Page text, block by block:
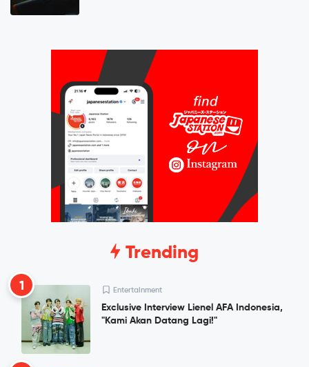
Trending
1 Entertainment
Exclusive Interview Lienel AFA Indonesia,
"Kami Akan Datang Lagi!"